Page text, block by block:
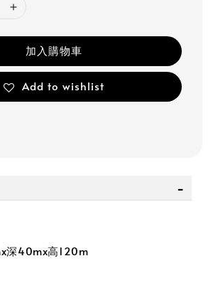
加入購物車
Add to wishlist
深40mx高120m